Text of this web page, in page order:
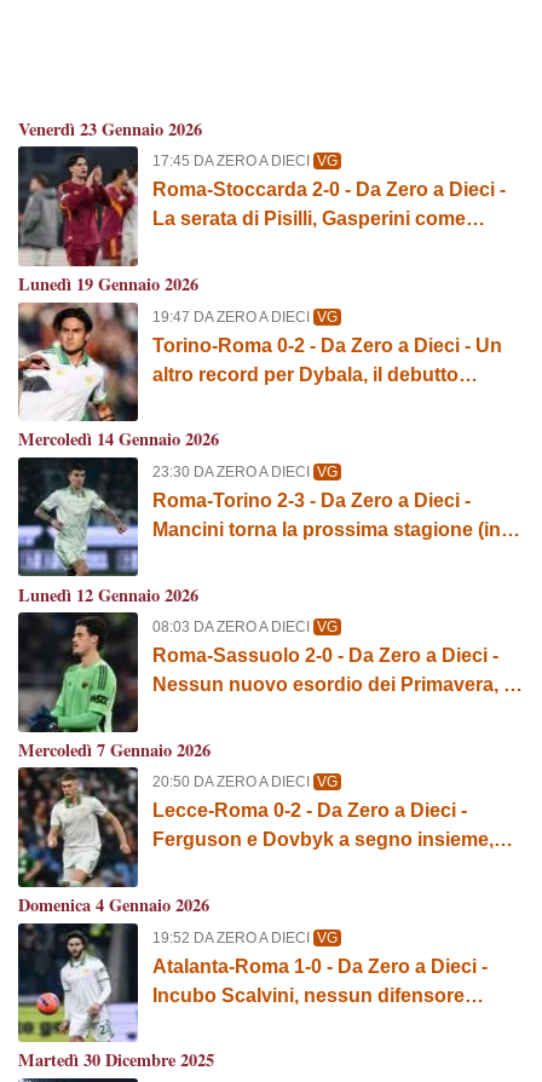
Venerdì 23 Gennaio 2026
17:45 DA ZERO A DIECI VG
Roma-Stoccarda 2-0 - Da Zero a Dieci -
La serata di Pisilli, Gasperini come
Lunedì 19 Gennaio 2026
19:47 DA ZERO A DIECI VG
Torino-Roma 0-2 - Da Zero a Dieci - Un
altro record per Dybala, il debutto
Mercoledì 14 Gennaio 2026
23:30 DA ZERO A DIECI VG
Roma-Torino 2-3 - Da Zero a Dieci -
Mancini torna la prossima stagione (in
doppia cifra di sconfitte già a gennaio
Lunedì 12 Gennaio 2026
08:03 DA ZERO A DIECI VG
Roma-Sassuolo 2-0 - Da Zero a Dieci -
Nessun nuovo esordio dei Primavera, il
Mercoledì 7 Gennaio 2026
20:50 DA ZERO A DIECI VG
Lecce-Roma 0-2 - Da Zero a Dieci -
Ferguson e Dovbyk a segno insieme,
Ziolkowski
Domenica 4 Gennaio 2026
19:52 DA ZERO A DIECI VG
Atalanta-Roma 1-0 - Da Zero a Dieci -
Incubo Scalvini, nessun difensore
Champions
Martedì 30 Dicembre 2025